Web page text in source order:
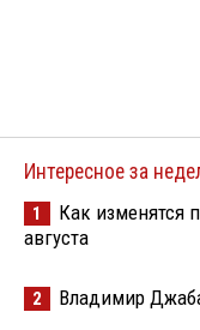
Интересное за
1
Как изменятся
августа
2 Владимир